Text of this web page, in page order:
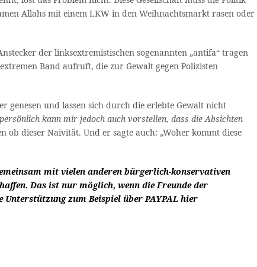
Allahs mit einem LKW in den Weihnachtsmarkt rasen oder
der linksextremistischen sogenannten „antifa“ tragen
Band aufruft, die zur Gewalt gegen Polizisten
und lassen sich durch die erlebte Gewalt nicht
kann mir jedoch auch vorstellen, dass die Absichten
dieser Naivität. Und er sagte auch: „Woher kommt diese
mit vielen anderen bürgerlich-konservativen
Das ist nur möglich, wenn die Freunde der
zum Beispiel über PAYPAL hier